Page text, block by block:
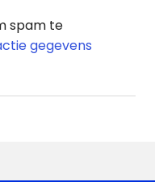
spam te
gegevens